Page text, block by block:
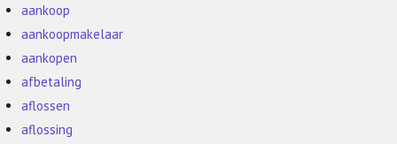
aankoop
aankoopmakelaar
aankopen
afbetaling
aflossen
aflossing